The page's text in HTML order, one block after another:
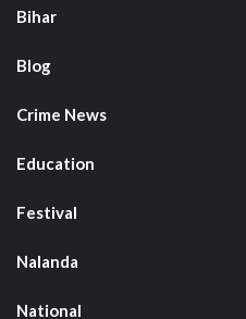
Bihar
Blog
Crime News
Education
Festival
Nalanda
National